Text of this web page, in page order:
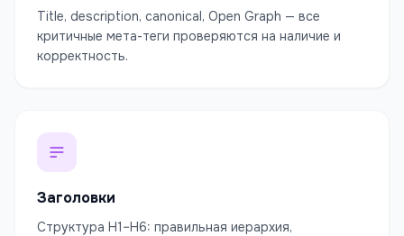
Title, description, canonical, Open Graph — все
критичные мета-теги проверяются на наличие и
корректность.
Заголовки
Структура H1–H6: правильная иерархия,